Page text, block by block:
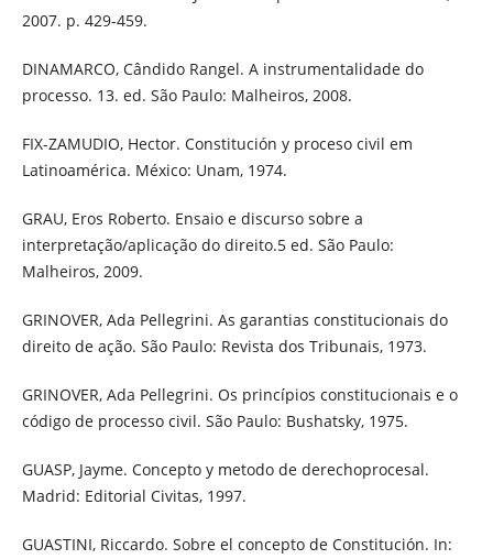
2007. p. 429-459.
DINAMARCO, Cândido Rangel. A instrumentalidade do
processo. 13. ed. São Paulo: Malheiros, 2008.
FIX-ZAMUDIO, Hector. Constitución y proceso civil em
Latinoamérica. México: Unam, 1974.
GRAU, Eros Roberto. Ensaio e discurso sobre a
interpretação/aplicação do direito.5 ed. São Paulo:
Malheiros, 2009.
GRINOVER, Ada Pellegrini. As garantias constitucionais do
direito de ação. São Paulo: Revista dos Tribunais, 1973.
GRINOVER, Ada Pellegrini. Os princípios constitucionais e o
código de processo civil. São Paulo: Bushatsky, 1975.
GUASP, Jayme. Concepto y metodo de derechoprocesal.
Madrid: Editorial Civitas, 1997.
GUASTINI, Riccardo. Sobre el concepto de Constitución. In: